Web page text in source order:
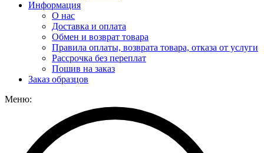
Информация
О нас
Доставка и оплата
Обмен и возврат товара
Правила оплаты, возврата товара, отказа от услуги
Рассрочка без переплат
Пошив на заказ
Заказ образцов
Меню: